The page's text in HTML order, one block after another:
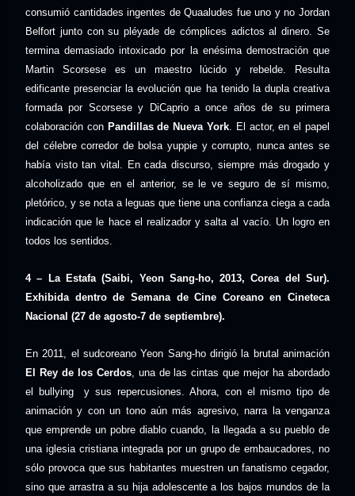
consumió cantidades ingentes de Quaaludes fue uno y no Jordan
Belfort junto con su pléyade de cómplices adictos al dinero. Se
termina demasiado intoxicado por la enésima demostración que
Martin Scorsese es un maestro lúcido y rebelde. Resulta
edificante presenciar la evolución que ha tenido la dupla creativa
formada por Scorsese y DiCaprio a once años de su primera
colaboración con Pandillas de Nueva York . El actor, en el papel
del célebre corredor de bolsa yuppie y corrupto, nunca antes se
había visto tan vital. En cada discurso, siempre más drogado y
alcoholizado que en el anterior, se le ve seguro de sí mismo,
pletórico, y se nota a leguas que tiene una confianza ciega a cada
indicación que le hace el realizador y salta al vacío. Un logro en
todos los sentidos.
4 – La Estafa (Saibi, Yeon Sang-ho, 2013, Corea del Sur).
Exhibida dentro de Semana de Cine Coreano en Cineteca
Nacional (27 de agosto-7 de septiembre).
En 2011, el sudcoreano Yeon Sang-ho dirigió la brutal animación
El Rey de los Cerdos, una de las cintas que mejor ha abordado
el bullying
y sus repercusiones. Ahora, con el mismo tipo de
animación y con un tono aún más agresivo, narra la venganza
que emprende un pobre diablo cuando, la llegada a su pueblo de
una iglesia cristiana integrada por un grupo de embaucadores, no
sólo provoca que sus habitantes muestren un fanatismo cegador,
sino que arrastra a su hija adolescente a los bajos mundos de la